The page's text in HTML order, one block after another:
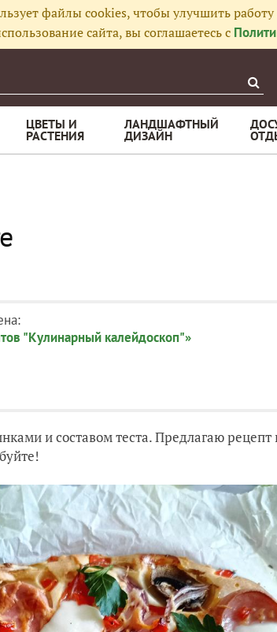
файлы cookies, чтобы улучшить
сайта, вы соглашаетесь с
ЦВЕТЫ И
РАСТЕНИЯ
ЛАНДШАФТНЫЙ
ДИЗАЙН
"Кулинарный калейдоскоп"»
и составом теста. Предлагаю